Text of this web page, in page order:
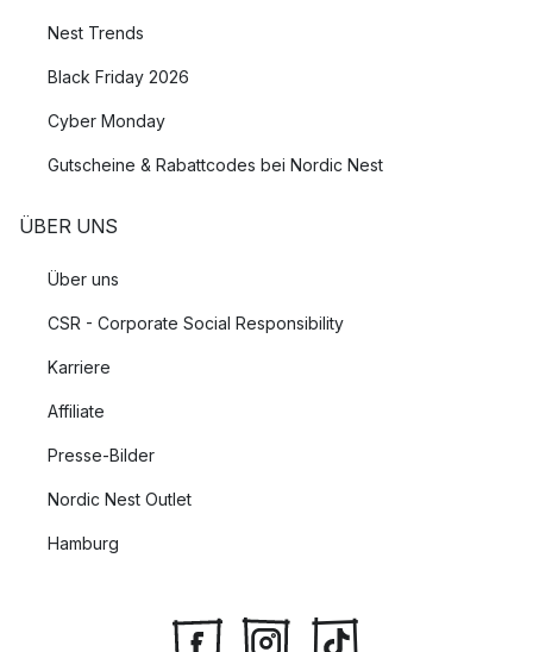
Nest Trends
Black Friday 2026
Cyber Monday
Gutscheine & Rabattcodes bei Nordic Nest
ÜBER UNS
Über uns
CSR - Corporate Social Responsibility
Karriere
Affiliate
Presse-Bilder
Nordic Nest Outlet
Hamburg